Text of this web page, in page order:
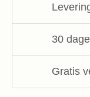
30
Gratis